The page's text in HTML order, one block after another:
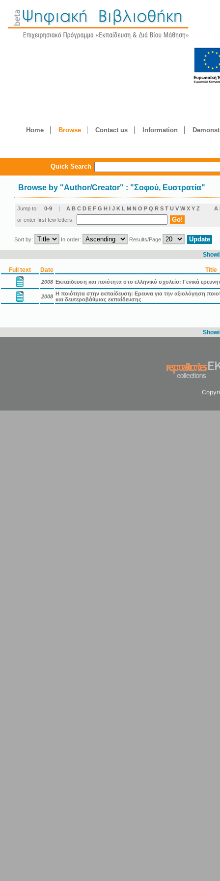
Home Browse Contact us Information
Quick Search
Browse by "Author/Creator" : "Σοφού, Ευστρατία"
Jump to: 0-9 | A B C D E F G H I J K L M N O P Q R S T U V W X Y Z | Α
or enter first few letters:
Sort by: In order: Results/Page
Full text Date Title
2008 Εκπαίδευση και ποιότητα στο ελληνικό σχολείο: Γενικά
2008 Η ποιότητα στην εκπαίδευση: Ερευνα για την αξιολόγηση
και δευτεροβάθμιας εκπαίδευσης